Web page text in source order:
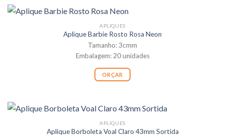
APLIQUES
Aplique Barbie Rosto Rosa Neon
Tamanho: 3cmm
Embalagem: 20 unidades
ORÇAR
APLIQUES
Aplique Borboleta Voal Claro 43mm Sortida